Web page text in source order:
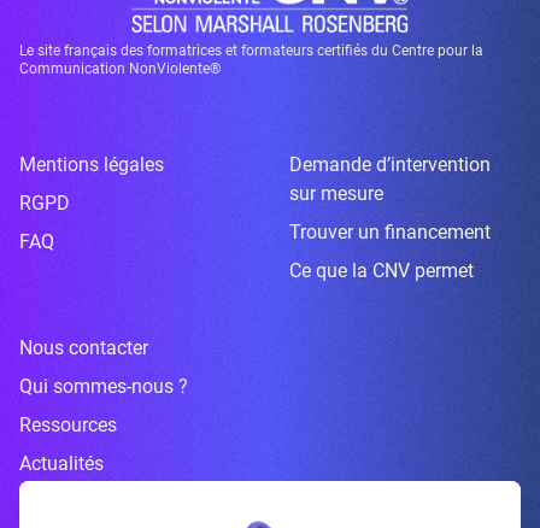
Le site français des formatrices et formateurs certifiés du Centre pour la
Communication NonViolente®
Mentions légales
RGPD
FAQ
Demande d’intervention
sur mesure
Trouver un financement
Ce que la CNV permet
Nous contacter
Qui sommes-nous ?
Ressources
Actualités